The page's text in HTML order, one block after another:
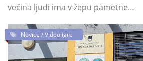
večina ljudi ima v žepu pametne…
Novice / Video igre